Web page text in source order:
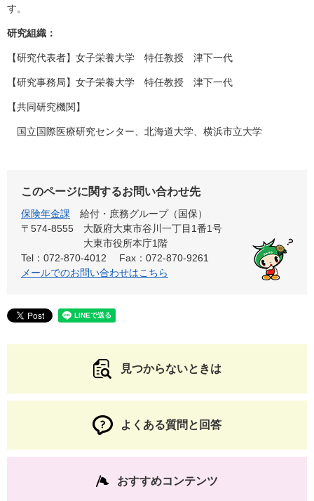
す。
研究組織：
【研究代表者】女子栄養大学 特任教授 津下一代
【研究事務局】女子栄養大学 特任教授 津下一代
【共同研究機関】
国立国際医療研究センター、北海道大学、横浜市立大学
このページに関するお問い合わせ先
保険年金課
給付・庶務グループ（国保）
〒574-8555
大阪府大東市谷川一丁目1番1号
大東市役所本庁1階
Tel：072-870-4012
Fax：072-870-9261
メールでのお問い合わせはこちら
見つからないときは
よくある質問と回答
おすすめコンテンツ